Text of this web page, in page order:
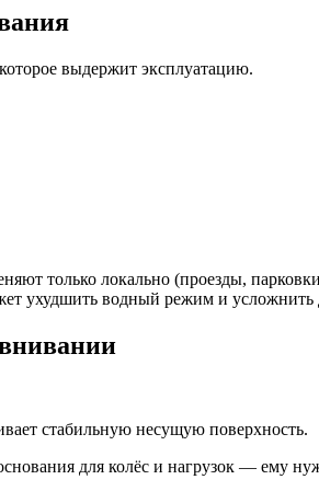
выдержит эксплуатацию.
только локально (проезды,
ухудшить водный режим и усложнить
стабильную несущую поверхность.
для колёс и нагрузок — ему